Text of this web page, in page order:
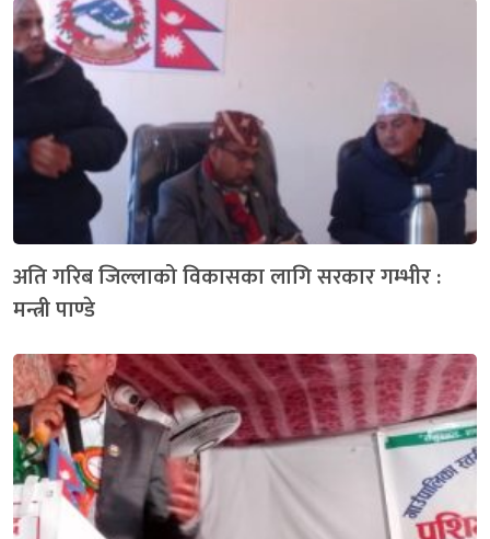
अति गरिब जिल्लाको विकासका लागि सरकार गम्भीर :
मन्त्री पाण्डे